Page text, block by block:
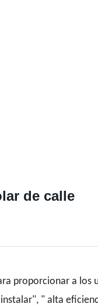
de calle
proporcionar a los
" alta